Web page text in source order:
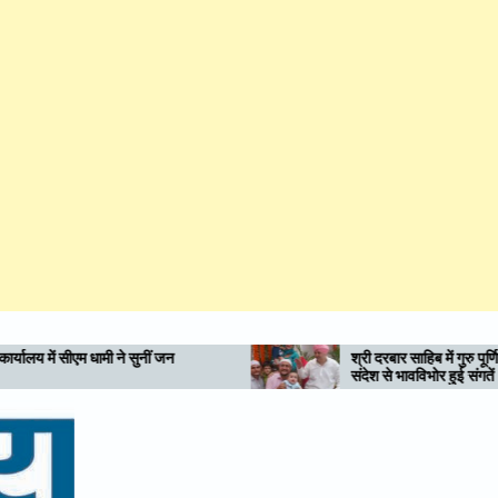
श्री दरबार साहिब में गुरु पूर्णिमा पर गुरु महिमा के दिव्य
संदेश से भावविभोर हुई संगतें